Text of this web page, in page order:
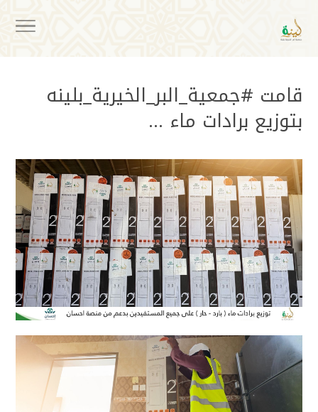
قامت #جمعية_البر_الخيرية_بلينه
بتوزيع برادات ماء …